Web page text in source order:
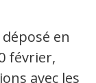
en
février,
avec les